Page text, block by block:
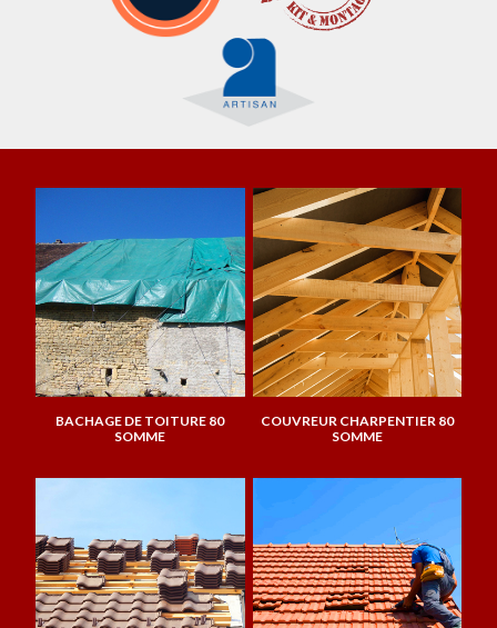
BACHAGE DE TOITURE 80
SOMME
COUVREUR CHARPENTIER 80
SOMME